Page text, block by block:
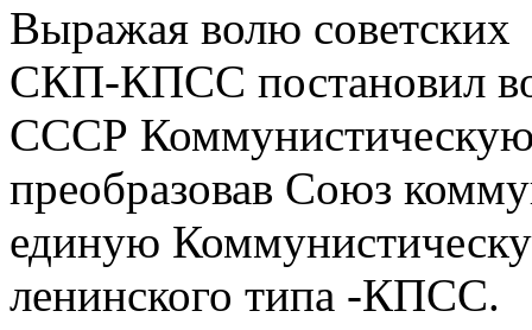
Выражая волю
СКП-КПСС постановил
СССР
преобразовав Союз
единую
ленинского типа -КПСС.